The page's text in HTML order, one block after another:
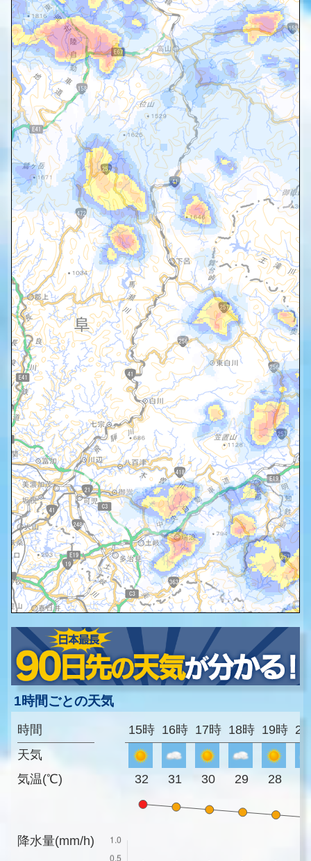
1時間ごとの天気
時間
天気
気温(℃)
降水量(mm/h)
15時 16時 17時 18時 19時
32 31 30 29 28